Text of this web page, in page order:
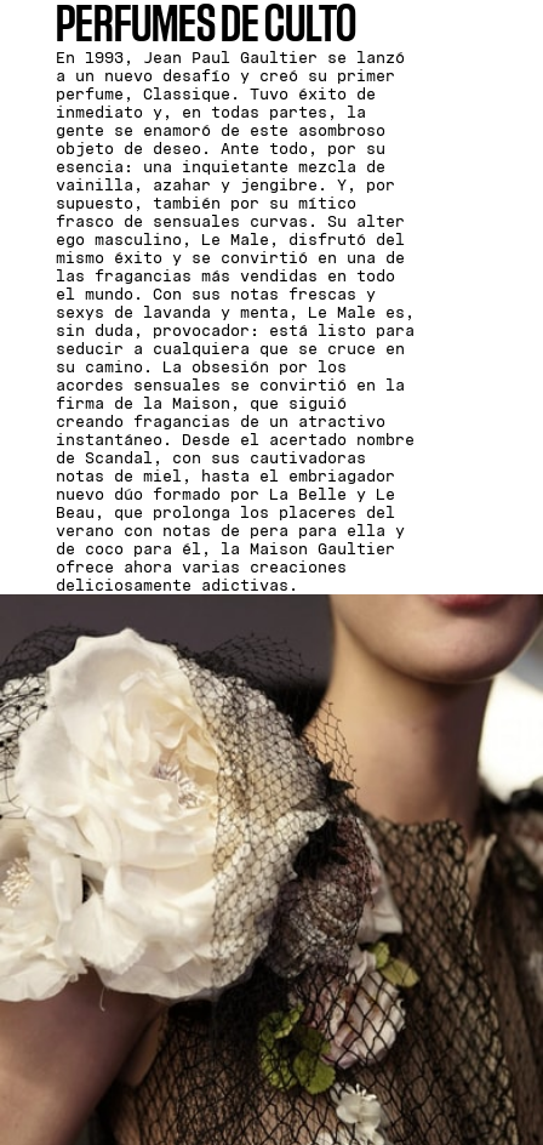
PERFUMES DE CULTO
En 1993, Jean Paul Gaultier se lanzó
a un nuevo desafío y creó su primer
perfume, Classique. Tuvo éxito de
inmediato y, en todas partes, la
gente se enamoró de este asombroso
objeto de deseo. Ante todo, por su
esencia: una inquietante mezcla de
vainilla, azahar y jengibre. Y, por
supuesto, también por su mítico
frasco de sensuales curvas. Su alter
ego masculino, Le Male, disfrutó del
mismo éxito y se convirtió en una de
las fragancias más vendidas en todo
el mundo. Con sus notas frescas y
sexys de lavanda y menta, Le Male es,
sin duda, provocador: está listo para
seducir a cualquiera que se cruce en
su camino. La obsesión por los
acordes sensuales se convirtió en la
firma de la Maison, que siguió
creando fragancias de un atractivo
instantáneo. Desde el acertado nombre
de Scandal, con sus cautivadoras
notas de miel, hasta el embriagador
nuevo dúo formado por La Belle y Le
Beau, que prolonga los placeres del
verano con notas de pera para ella y
de coco para él, la Maison Gaultier
ofrece ahora varias creaciones
deliciosamente adictivas.